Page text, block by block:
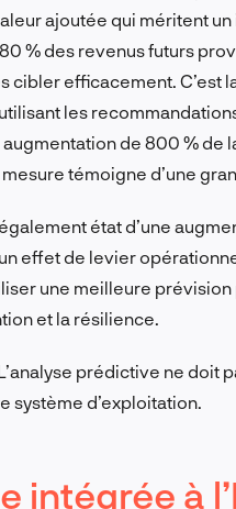
ajoutée qui méritent
% des revenus futurs
cibler efficacement. C’est
les
de 800 % de
témoigne d’une
état d’une
effet de levier
une meilleure
et la résilience.
prédictive ne doit
d’exploitation.
intégrée à